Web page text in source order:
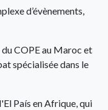
d’évènements,
COPE au Maroc et
spécialisée dans le
País en Afrique, qui